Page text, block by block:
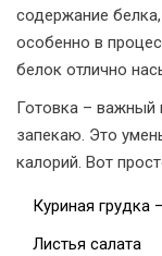
содержание
особенно в
белок отлично
Готовка – важный
запекаю. Это
калорий. Вот
Куриная грудка
Листья салата